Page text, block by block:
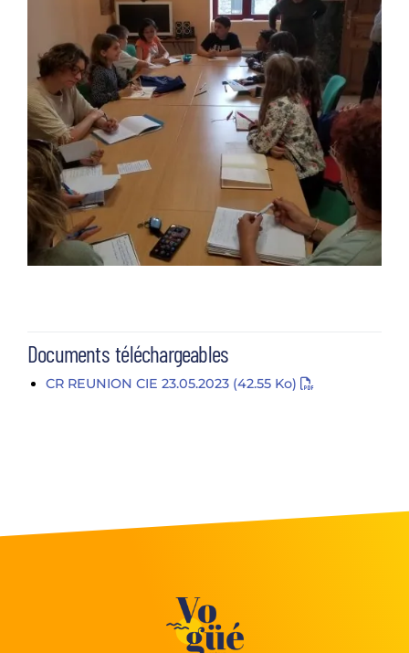
Documents téléchargeables
CR REUNION CIE 23.05.2023 (42.55 Ko)